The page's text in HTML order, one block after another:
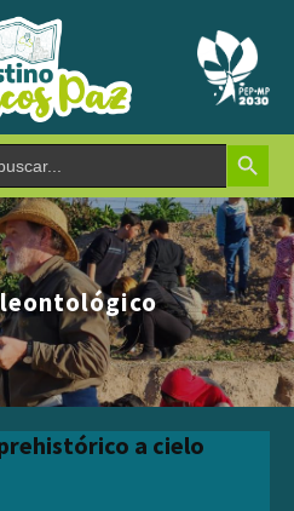
Search Button
a cielo